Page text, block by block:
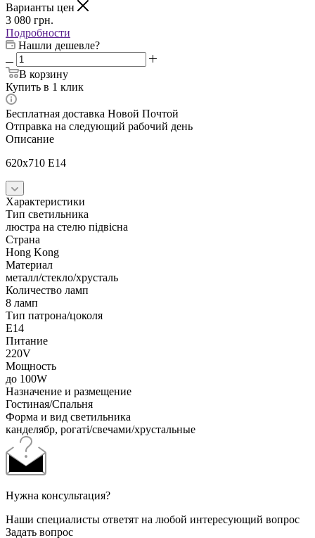
Варианты цен
3 080 грн.
Подробности
Нашли дешевле?
В корзину
Купить в 1 клик
Бесплатная доставка Новой Почтой
Отправка на следующий рабочий день
Описание
620x710 E14
Характеристики
Тип светильника
люстра на стелю підвісна
Страна
Hong Kong
Материал
металл/стекло/хрусталь
Количество ламп
8 ламп
Тип патрона/цоколя
E14
Питание
220V
Мощность
до 100W
Назначение и размещение
Гостиная/Спальня
Форма и вид светильника
канделябр, рогаті/свечами/хрустальные
Нужна консультация?
Наши специалисты ответят на любой интересующий вопрос
Задать вопрос